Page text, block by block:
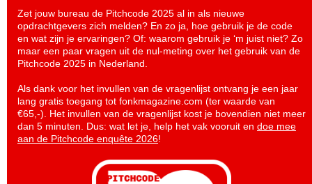
Zet jouw bureau de Pitchcode 2025 al in als nieuwe
opdrachtgevers zich melden? En zo ja, hoe gebruik je de code
en wat zijn je ervaringen? Of: waarom gebruik je ‘m juist niet? Zo
maar een paar vragen uit de nul-meting over het gebruik van de
Pitchcode 2025 in Nederland.
Als dank voor het invullen van de vragenlijst ontvang je een jaar
lang gratis toegang tot fonkmagazine.com (ter waarde van
€65,-). Het invullen van de vragenlijst kost je bovendien niet meer
dan 5 minuten. Dus: wat let je, help het vak vooruit en doe mee
aan de Pitchcode enquête 2026!